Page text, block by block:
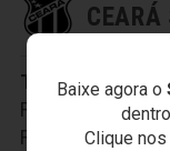
Baixe agora o
Clique
CEARÁ
Titulares:
Rafael Vaz
,
Ricardinho,